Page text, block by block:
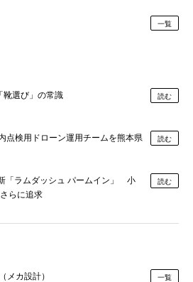
一覧
靴選び」の常識 読む
点検用ドローン運用チームを熊本県
読む
「ラムダッシュ パームイン」 小
らに追求
読む
メカ設計） 一覧